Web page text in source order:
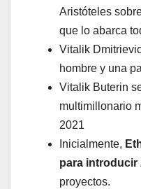
Aristóteles
que lo abarca
Vitalik
hombre y una
Vitalik Buterin
multimillonario
2021
Inicialmente,
para introducir
proyectos.